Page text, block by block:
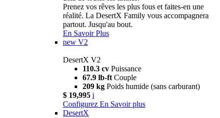
Prenez vos rêves les plus fous et faites-en une
réalité. La DesertX Family vous accompagnera
partout. Jusqu'au bout.
En Savoir Plus
new V2
DesertX V2
110.3 cv Puissance
67.9 lb-ft Couple
209 kg Poids humide (sans carburant)
$ 19,995 i
Configurez En Savoir plus
DesertX